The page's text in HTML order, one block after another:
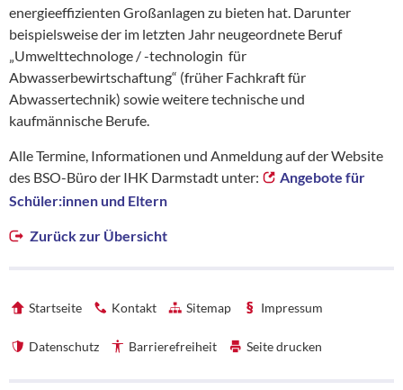
energieeffizienten Großanlagen zu bieten hat. Darunter
beispielsweise der im letzten Jahr neugeordnete Beruf
„Umwelttechnologe / -technologin für
Abwasserbewirtschaftung“ (früher Fachkraft für
Abwassertechnik) sowie weitere technische und
kaufmännische Berufe.
Alle Termine, Informationen und Anmeldung auf der Website
des BSO-Büro der IHK Darmstadt unter:
Angebote für
Schüler:innen und Eltern
Zurück zur Übersicht
Startseite Kontakt Sitemap Impressum
Datenschutz Barrierefreiheit Seite drucken